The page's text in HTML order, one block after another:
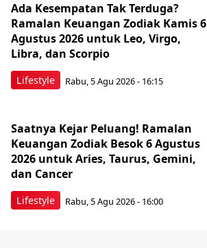
Lifestyle
Ada Kesempatan Tak Terduga?
Ramalan Keuangan Zodiak Kamis 6
Agustus 2026 untuk Leo, Virgo,
Libra, dan Scorpio
Rabu, 5 Agu 2026 - 16:15
Lifestyle
Saatnya Kejar Peluang! Ramalan
Keuangan Zodiak Besok 6 Agustus
2026 untuk Aries, Taurus, Gemini,
dan Cancer
Rabu, 5 Agu 2026 - 16:00